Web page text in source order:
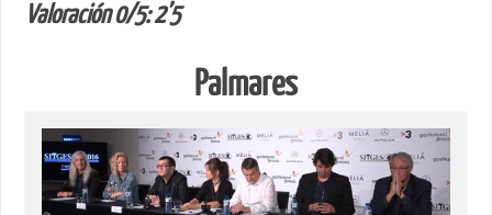
Valoración 0/5: 2’5
Palmares